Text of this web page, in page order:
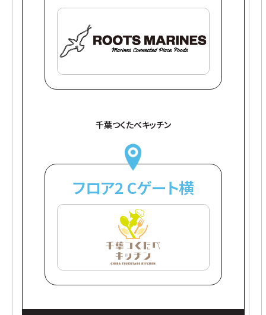
千葉つくたべキッチン
フロア2 Cゲート横